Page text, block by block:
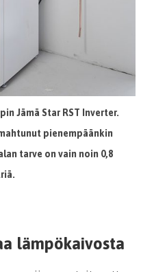
Jämä Star RST Inverter.
pienempäänkin
tarve on vain noin 0,8
lämpökaivosta